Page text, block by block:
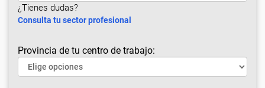
¿Tienes dudas?
Consulta tu sector profesional
Provincia de tu centro de trabajo: